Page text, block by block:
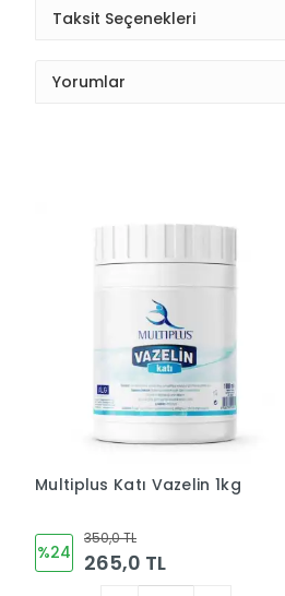
Taksit Seçenekleri
Yorumlar
Multiplus Katı Vazelin 1kg
%24
350,0 TL
265,0 TL